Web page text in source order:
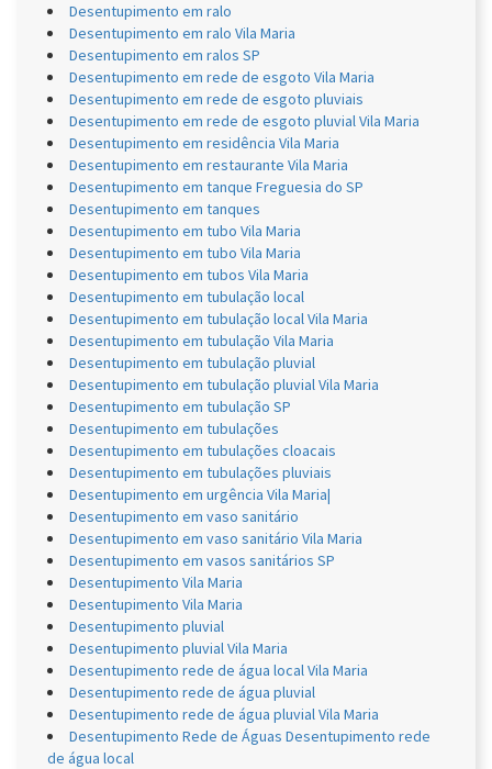
Desentupimento em ralo
Desentupimento em ralo Vila Maria
Desentupimento em ralos SP
Desentupimento em rede de esgoto Vila Maria
Desentupimento em rede de esgoto pluviais
Desentupimento em rede de esgoto pluvial Vila Maria
Desentupimento em residência Vila Maria
Desentupimento em restaurante Vila Maria
Desentupimento em tanque Freguesia do SP
Desentupimento em tanques
Desentupimento em tubo Vila Maria
Desentupimento em tubo Vila Maria
Desentupimento em tubos Vila Maria
Desentupimento em tubulação local
Desentupimento em tubulação local Vila Maria
Desentupimento em tubulação Vila Maria
Desentupimento em tubulação pluvial
Desentupimento em tubulação pluvial Vila Maria
Desentupimento em tubulação SP
Desentupimento em tubulações
Desentupimento em tubulações cloacais
Desentupimento em tubulações pluviais
Desentupimento em urgência Vila Maria|
Desentupimento em vaso sanitário
Desentupimento em vaso sanitário Vila Maria
Desentupimento em vasos sanitários SP
Desentupimento Vila Maria
Desentupimento Vila Maria
Desentupimento pluvial
Desentupimento pluvial Vila Maria
Desentupimento rede de água local Vila Maria
Desentupimento rede de água pluvial
Desentupimento rede de água pluvial Vila Maria
Desentupimento Rede de Águas Desentupimento rede
de água local